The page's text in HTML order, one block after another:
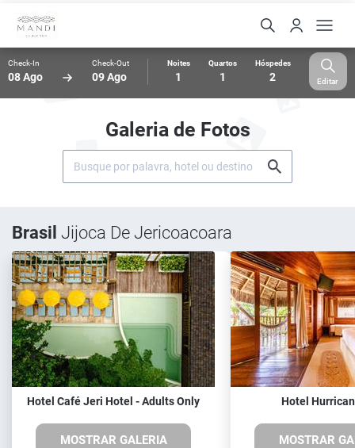
Check-In
08 Ago
Check-Out
09 Ago
Noites
1
Quartos
1
Hóspedes
2 Editar
Galeria de Fotos
Brasil Jijoca De Jericoacoara
Hotel Café Jeri Hotel - Adults Only
MOSTRAR GALERIA
Hotel
MOSTRAR